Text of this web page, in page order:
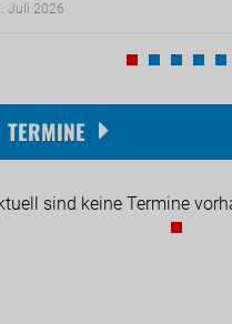
Juli 2026
TERMINE
sind keine Termine